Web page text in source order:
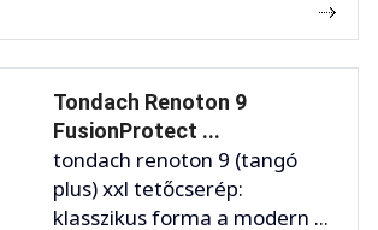
Tondach Renoton 9
FusionProtect ...
tondach renoton 9 (tangó
plus) xxl tetőcserép:
klasszikus forma a modern ...